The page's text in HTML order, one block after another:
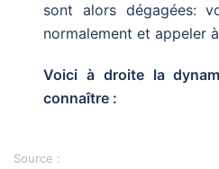
sont alors dégagées:
normalement et appeler à
Voici à droite la
connaître :
Source :